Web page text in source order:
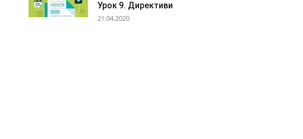
Урок 9. Директиви
21.04.2020